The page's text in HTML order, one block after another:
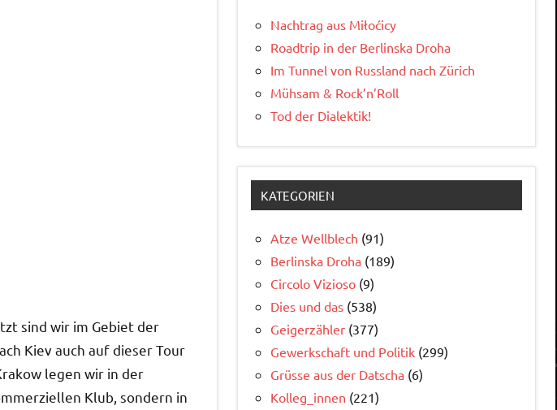
sind wir im Gebiet der
Kiev auch auf dieser Tour
legen wir in der
Klub, sondern in
Nachtrag aus Miłoćicy
Roadtrip in der Berlinska Droha
Im Tunnel von Russland nach Zürich
Mühsam & Rock’n’Roll
Tod der Dialektik!
KATEGORIEN
Atze Wellblech (91)
Berlinska Droha (189)
Circolo Vizioso (9)
Dies und das (538)
Geigerzähler (377)
Gewerkschaft und Politik (299)
Grüsse aus der Datscha (6)
Kolleg_innen (221)